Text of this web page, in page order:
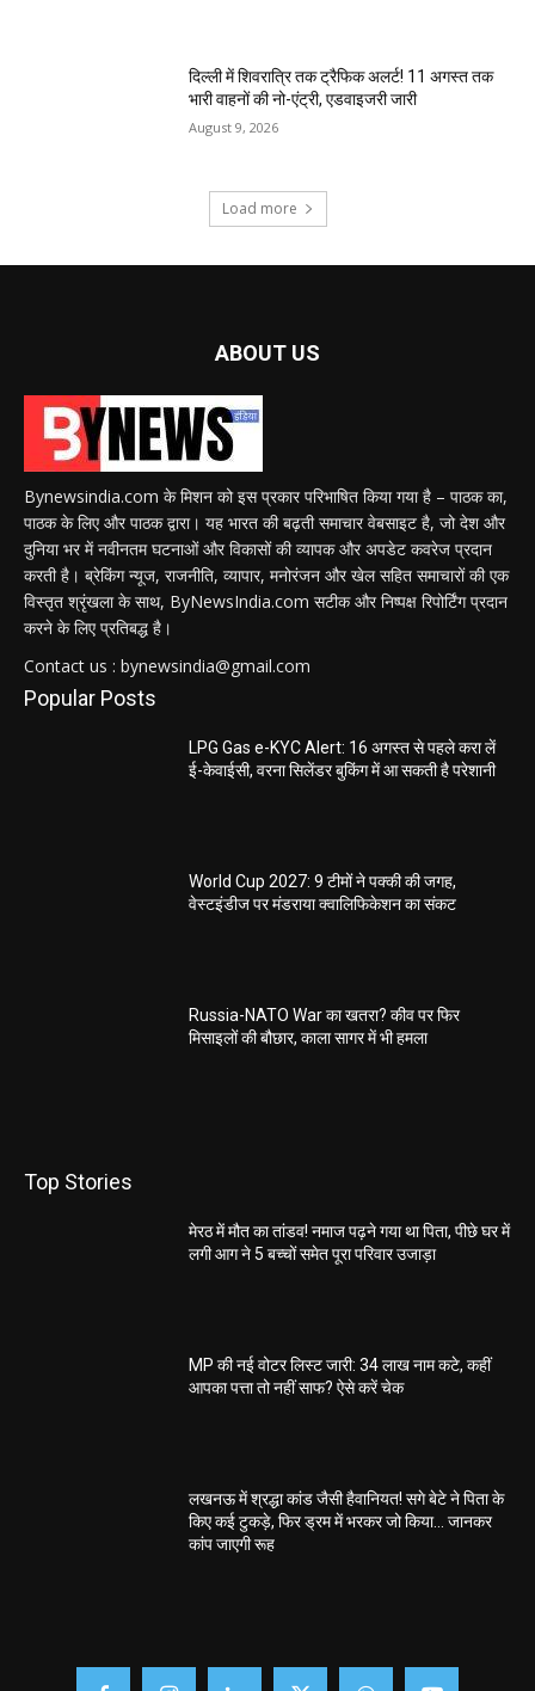
दिल्ली में शिवरात्रि तक ट्रैफिक अलर्ट! 11 अगस्त तक
भारी वाहनों की नो-एंट्री, एडवाइजरी जारी
August 9, 2026
Load more
ABOUT US
Bynewsindia.com के मिशन को इस प्रकार परिभाषित किया गया है – पाठक का,
पाठक के लिए और पाठक द्वारा। यह भारत की बढ़ती समाचार वेबसाइट है, जो देश और
दुनिया भर में नवीनतम घटनाओं और विकासों की व्यापक और अपडेट कवरेज प्रदान
करती है। ब्रेकिंग न्यूज, राजनीति, व्यापार, मनोरंजन और खेल सहित समाचारों की एक
विस्तृत श्रृंखला के साथ, ByNewsIndia.com सटीक और निष्पक्ष रिपोर्टिंग प्रदान
करने के लिए प्रतिबद्ध है।
Contact us : bynewsindia@gmail.com
Popular Posts
LPG Gas e-KYC Alert: 16 अगस्त से पहले करा लें
ई-केवाईसी, वरना सिलेंडर बुकिंग में आ सकती है परेशानी
World Cup 2027: 9 टीमों ने पक्की की जगह,
वेस्टइंडीज पर मंडराया क्वालिफिकेशन का संकट
Russia-NATO War का खतरा? कीव पर फिर
मिसाइलों की बौछार, काला सागर में भी हमला
Top Stories
मेरठ में मौत का तांडव! नमाज पढ़ने गया था पिता, पीछे घर में
लगी आग ने 5 बच्चों समेत पूरा परिवार उजाड़ा
MP की नई वोटर लिस्ट जारी: 34 लाख नाम कटे, कहीं
आपका पत्ता तो नहीं साफ? ऐसे करें चेक
लखनऊ में श्रद्धा कांड जैसी हैवानियत! सगे बेटे ने पिता के
किए कई टुकड़े, फिर ड्रम में भरकर जो किया… जानकर
कांप जाएगी रूह